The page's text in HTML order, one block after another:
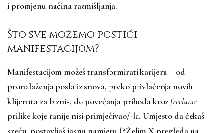
i promjenu načina razmišljanja.
Što sve možemo postići
manifestacijom?
Manifestacijom možeš transformirati karijeru – od
pronalaženja posla iz snova, preko privlačenja novih
klijenata za biznis, do povećanja prihoda kroz freelance
prilike koje ranije nisi primjećivao/-la. Umjesto da čekaš
sreću, postavljaš jasnu namjeru (“Želim X pregleda na